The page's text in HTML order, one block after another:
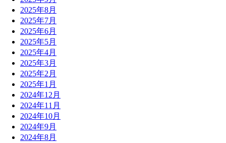
2025年8月
2025年7月
2025年6月
2025年5月
2025年4月
2025年3月
2025年2月
2025年1月
2024年12月
2024年11月
2024年10月
2024年9月
2024年8月